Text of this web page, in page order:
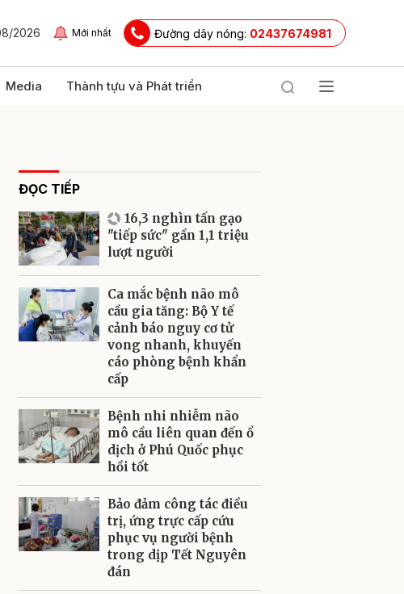
2026 Mới nhất Đường dây nóng: 02437674981
Media Thành tựu và Phát triển
ĐỌC TIẾP
16,3 nghìn tấn gạo
"tiếp sức" gần 1,1 triệu
lượt người
Ca mắc bệnh não mô
cầu gia tăng: Bộ Y tế
cảnh báo nguy cơ tử
vong nhanh, khuyến
cáo phòng bệnh khẩn
cấp
Bệnh nhi nhiễm não
mô cầu liên quan đến ổ
dịch ở Phú Quốc phục
hồi tốt
Bảo đảm công tác điều
trị, ứng trực cấp cứu
phục vụ người bệnh
trong dịp Tết Nguyên
đán
Gửi